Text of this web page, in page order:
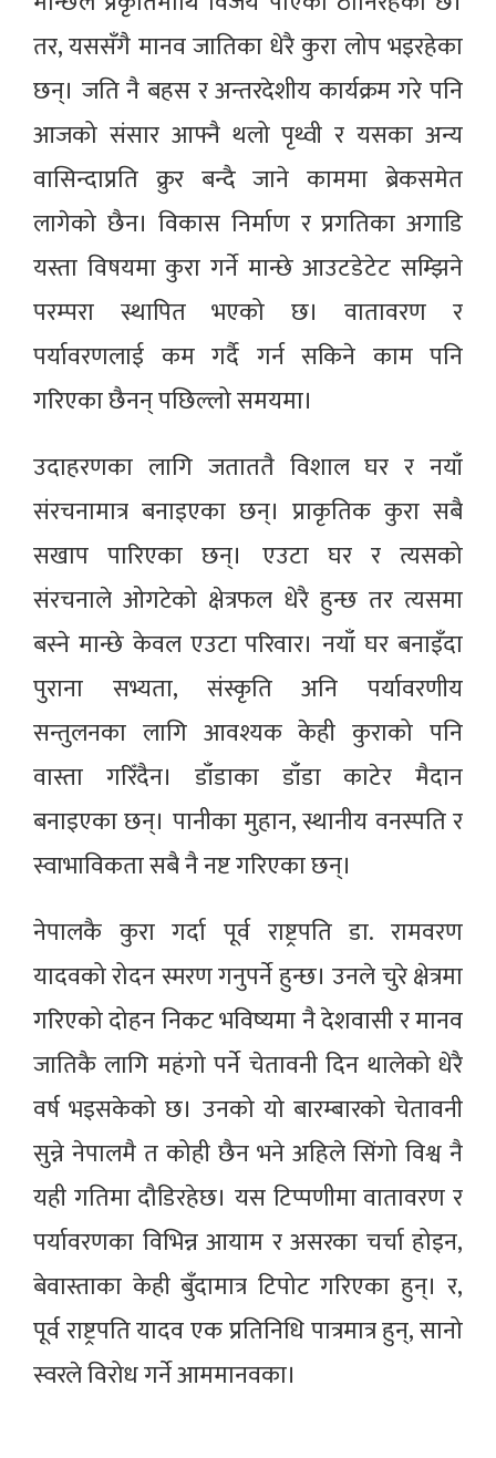
तर, यससँगै मानव जातिका धेरै कुरा लोप भइरहेका
छन्। जति नै बहस र अन्तरदेशीय कार्यक्रम गरे पनि
आजको संसार आफ्नै थलो पृथ्वी र यसका अन्य
वासिन्दाप्रति क्रुर बन्दै जाने काममा ब्रेकसमेत
लागेको छैन। विकास निर्माण र प्रगतिका अगाडि
यस्ता विषयमा कुरा गर्ने मान्छे आउटडेटेट सम्झिने
परम्परा स्थापित भएको छ। वातावरण र
पर्यावरणलाई कम गर्दै गर्न सकिने काम पनि
गरिएका छैनन् पछिल्लो समयमा।
उदाहरणका लागि जताततै विशाल घर र नयाँ
संरचनामात्र बनाइएका छन्। प्राकृतिक कुरा सबै
सखाप पारिएका छन्। एउटा घर र त्यसको
संरचनाले ओगटेको क्षेत्रफल धेरै हुन्छ तर त्यसमा
बस्ने मान्छे केवल एउटा परिवार। नयाँ घर बनाइँदा
पुराना सभ्यता, संस्कृति अनि पर्यावरणीय
सन्तुलनका लागि आवश्यक केही कुराको पनि
वास्ता गरिँदैन। डाँडाका डाँडा काटेर मैदान
बनाइएका छन्। पानीका मुहान, स्थानीय वनस्पति र
स्वाभाविकता सबै नै नष्ट गरिएका छन्।
नेपालकै कुरा गर्दा पूर्व राष्ट्रपति डा. रामवरण
यादवको रोदन स्मरण गनुपर्ने हुन्छ। उनले चुरे क्षेत्रमा
गरिएको दोहन निकट भविष्यमा नै देशवासी र मानव
जातिकै लागि महंगो पर्ने चेतावनी दिन थालेको धेरै
वर्ष भइसकेको छ। उनको यो बारम्बारको चेतावनी
सुन्ने नेपालमै त कोही छैन भने अहिले सिंगो विश्व नै
यही गतिमा दौडिरहेछ। यस टिप्पणीमा वातावरण र
पर्यावरणका विभिन्न आयाम र असरका चर्चा होइन,
बेवास्ताका केही बुँदामात्र टिपोट गरिएका हुन्। र,
पूर्व राष्ट्रपति यादव एक प्रतिनिधि पात्रमात्र हुन्, सानो
स्वरले विरोध गर्ने आममानवका।